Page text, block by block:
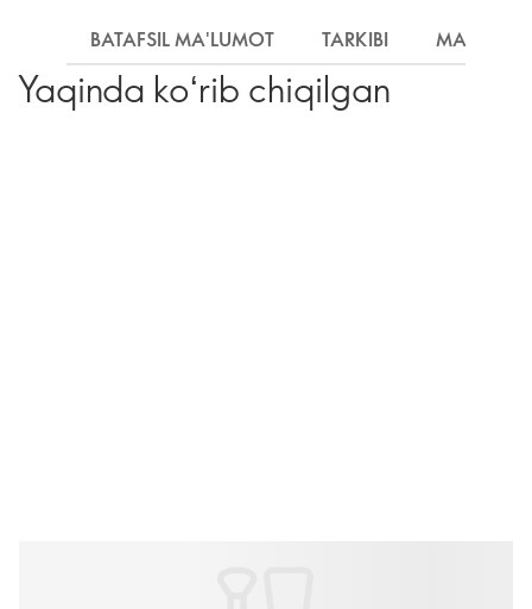
BATAFSIL MA'LUMOT TARKIBI
Yaqinda koʻrib chiqilgan